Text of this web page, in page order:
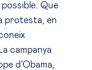
Que
protesta, en
campanya
d’Obama,